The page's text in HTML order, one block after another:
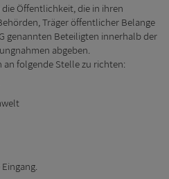
die Öffentlichkeit, die in ihren
Träger öffentlicher Belange
genannten Beteiligten innerhalb der
abgeben.
folgende Stelle zu richten: